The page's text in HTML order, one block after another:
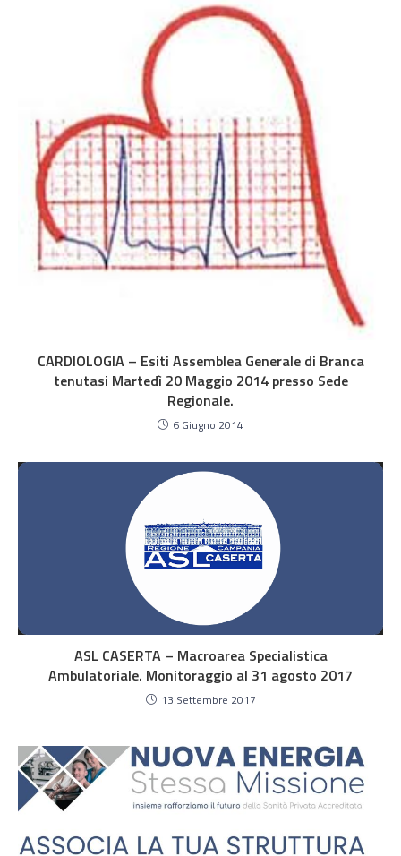
CARDIOLOGIA – Esiti Assemblea Generale di Branca
tenutasi Martedì 20 Maggio 2014 presso Sede
Regionale.
6 Giugno 2014
ASL CASERTA – Macroarea Specialistica
Ambulatoriale. Monitoraggio al 31 agosto 2017
13 Settembre 2017